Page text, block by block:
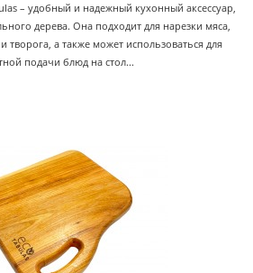
– удобный и надежный кухонный аксессуар,
дерева. Она подходит для нарезки мяса,
а также может использоваться для
подачи блюд на стол...